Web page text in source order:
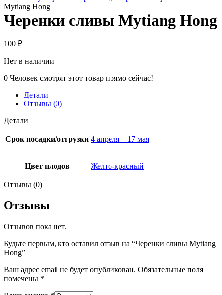
Mytiang Hong
Черенки сливы Mytiang Hong
100 ₽
Нет в наличии
0 Человек смотрят этот товар прямо сейчас!
Детали
Отзывы (0)
Детали
Срок посадки/отгрузки 4 апреля – 17 мая
Цвет плодов Желто-красный
Отзывы (0)
Отзывы
Отзывов пока нет.
Будьте первым, кто оставил отзыв на “Черенки сливы Mytiang
Hong”
Ваш адрес email не будет опубликован. Обязательные поля
помечены *